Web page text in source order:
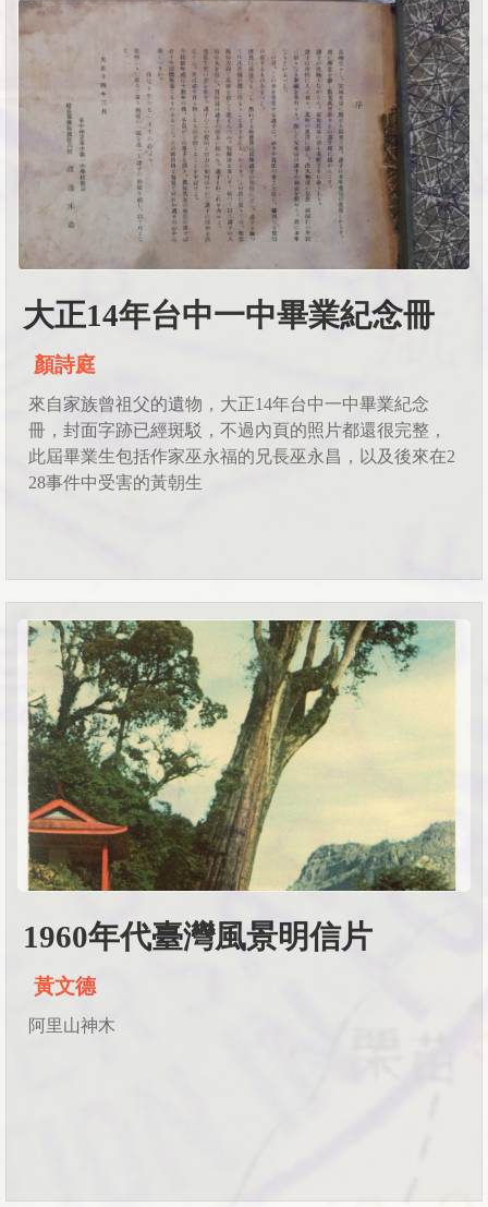
大正14年台中一中畢業紀念冊
顏詩庭
來自家族曾祖父的遺物，大正14年台中一中畢業紀念
冊，封面字跡已經斑駁，不過內頁的照片都還很完整，
此屆畢業生包括作家巫永福的兄長巫永昌，以及後來在2
28事件中受害的黃朝生
1960年代臺灣風景明信片
黃文德
阿里山神木